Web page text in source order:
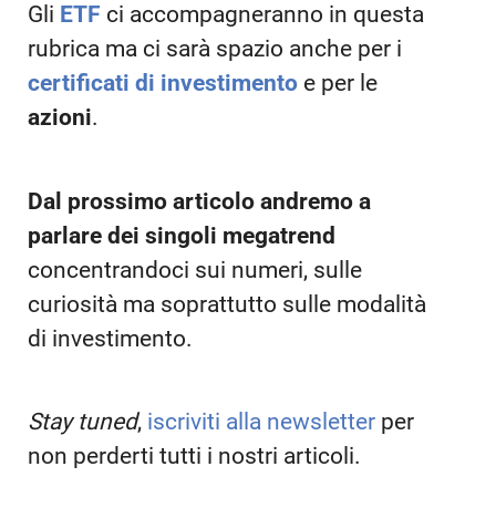
Gli ETF ci accompagneranno in questa
rubrica ma ci sarà spazio anche per i
certificati di investimento e per le
azioni.
Dal prossimo articolo andremo a
parlare dei singoli megatrend
concentrandoci sui numeri, sulle
curiosità ma soprattutto sulle modalità
di investimento.
Stay tuned, iscriviti alla newsletter per
non perderti tutti i nostri articoli.